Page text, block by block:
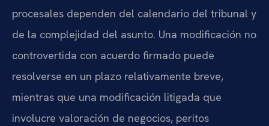
procesales dependen del calendario del tribunal y
de la complejidad del asunto. Una modificación no
controvertida con acuerdo firmado puede
resolverse en un plazo relativamente breve,
mientras que una modificación litigada que
involucre valoración de negocios, peritos